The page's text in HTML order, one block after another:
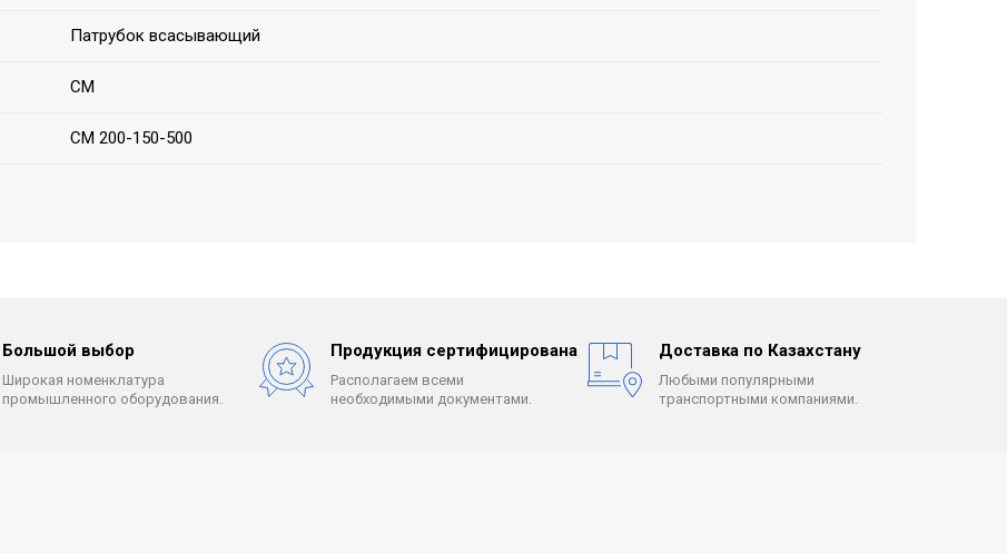
Патрубок всасывающий
СМ
СМ 200-150-500
Большой выбор
Широкая номенклатура
промышленного оборудования.
Продукция сертифицирована
Располагаем всеми
необходимыми документами.
Доставка по Казахстану
Любыми популярными
транспортными компаниями.